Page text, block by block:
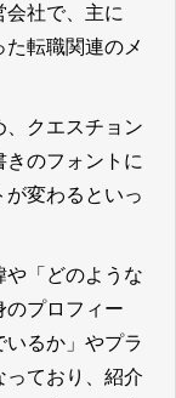
社で、主に
た転職関連のメ
、クエスチョン
のフォントに
変わるといっ
や「どのような
のプロフィー
るか」やプラ
っており、紹介